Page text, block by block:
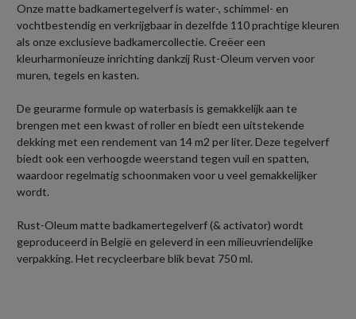
Onze matte badkamertegelverf is water-, schimmel- en
vochtbestendig en verkrijgbaar in dezelfde 110 prachtige kleuren
als onze exclusieve badkamercollectie. Creëer een
kleurharmonieuze inrichting dankzij Rust-Oleum verven voor
muren, tegels en kasten.
De geurarme formule op waterbasis is gemakkelijk aan te
brengen met een kwast of roller en biedt een uitstekende
dekking met een rendement van 14 m2 per liter. Deze tegelverf
biedt ook een verhoogde weerstand tegen vuil en spatten,
waardoor regelmatig schoonmaken voor u veel gemakkelijker
wordt.
Rust-Oleum matte badkamertegelverf (& activator) wordt
geproduceerd in België en geleverd in een milieuvriendelijke
verpakking. Het recycleerbare blik bevat 750 ml.